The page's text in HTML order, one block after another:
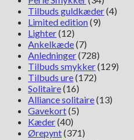
Tilbuds guldkæder(4)
Limited edition(9)
Lighter(12)
Ankelkæde(7)
Anledninger(728)
Tilbuds smykker(129)
Tilbuds ure(172)
Solitaire(16)
Alliance solitaire(13)
Gavekort(5)
Kæder(40)
Ørepynt(371)